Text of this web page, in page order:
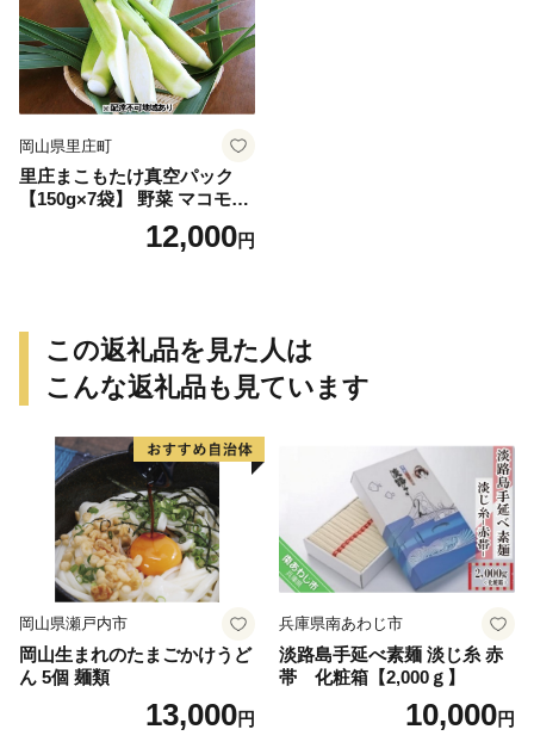
岡山県里庄町
里庄まこもたけ真空パック
【150g×7袋】 野菜 マコモダ
12,000円
この返礼品を見た人は
こんな返礼品も見ています
岡山県瀬戸内市
岡山生まれのたまごかけうど
ん 5個 麺類
13,000円
兵庫県南あわじ市
淡路島手延べ素麺 淡じ糸 赤
帯 化粧箱【2,000ｇ】
10,000円